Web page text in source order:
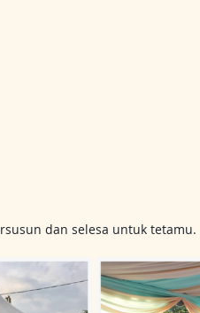
dan selesa untuk tetamu.